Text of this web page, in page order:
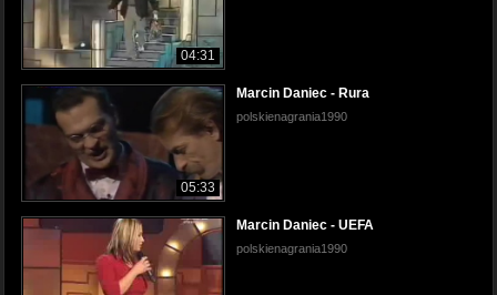
04:31
05:33
Marcin Daniec - Rura
polskienagrania1990
Marcin Daniec - UEFA
polskienagrania1990